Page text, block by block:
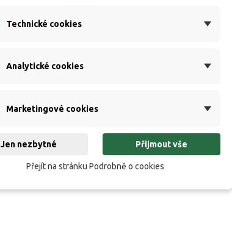
Technické cookies
Analytické cookies
Marketingové cookies
Jen nezbytné Přijmout vše
Přejít na stránku Podrobně o cookies